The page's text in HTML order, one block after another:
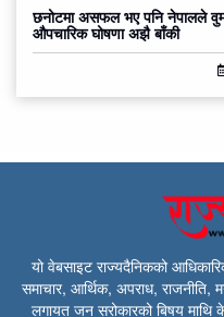
छनोटमा असफल भए पनि नेपालले
औपचारिक घोषणा अझै बाँकी
यो वेबसाइट राज्यदैनिकको
समाचार, आर्थिक, अपराध,
लगायत जन सरोकारको बिषय माथि